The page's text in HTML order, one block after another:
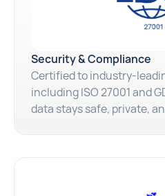
Security & Compliance
Certified to industry-
including ISO 27001 and
data stays safe, private,